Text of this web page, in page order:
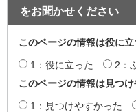
をお聞かせください
このページの情報は役に立
1：役に立った 2：
このページの情報は見つ
1：見つけやすかった